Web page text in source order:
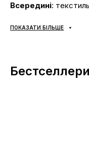
Всередині:
Max Air -
досягається
(укріплених
ПОКАЗАТИ БІЛЬШЕ
Бестселлери